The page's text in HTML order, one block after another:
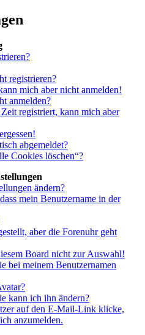
registrieren?
mich aber nicht anmelden!
anmelden?
registriert, kann mich aber
abgemeldet?
Cookies löschen“?
ändern?
mein Benutzername in der
aber die Forenuhr geht
Board nicht zur Auswahl!
bei meinem Benutzernamen
kann ich ihn ändern?
auf den E-Mail-Link klicke,
anzumelden.